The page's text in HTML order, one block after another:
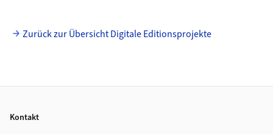
Zurück zur Übersicht Digitale Editionsprojekte
Kontakt